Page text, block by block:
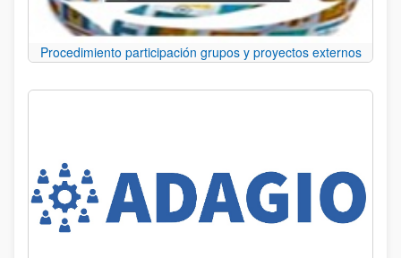
Procedimiento participación grupos y proyectos externos